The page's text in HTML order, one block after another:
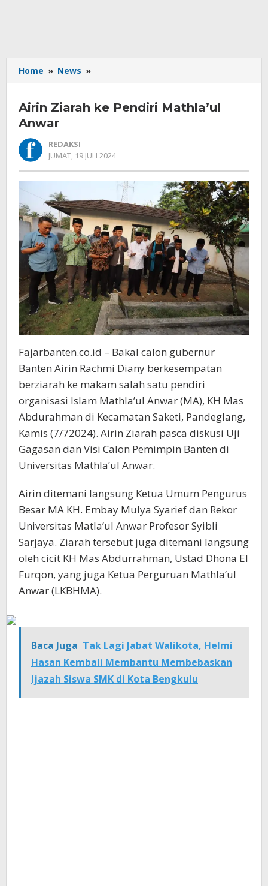
Home » News »
Ziarah
Pendiri
Airin Ziarah ke Pendiri Mathla’ul
Anwar
REDAKSI
JUMAT, 19 JULI 2024
Fajarbanten.co.id – Bakal calon gubernur
Banten Airin Rachmi Diany berkesempatan
berziarah ke makam salah satu pendiri
organisasi Islam Mathla’ul Anwar (MA), KH Mas
Abdurahman di Kecamatan Saketi, Pandeglang,
Kamis (7/72024). Airin Ziarah pasca diskusi Uji
Gagasan dan Visi Calon Pemimpin Banten di
Universitas Mathla’ul Anwar.
Airin ditemani langsung Ketua Umum Pengurus
Besar MA KH. Embay Mulya Syarief dan Rekor
Universitas Matla’ul Anwar Profesor Syibli
Sarjaya. Ziarah tersebut juga ditemani langsung
oleh cicit KH Mas Abdurrahman, Ustad Dhona El
Furqon, yang juga Ketua Perguruan Mathla’ul
Anwar (LKBHMA).
Baca Juga Tak Lagi Jabat Walikota, Helmi
Hasan Kembali Membantu Membebaskan
Ijazah Siswa SMK di Kota Bengkulu